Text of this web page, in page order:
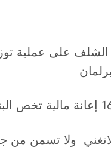
ولا تسمن من